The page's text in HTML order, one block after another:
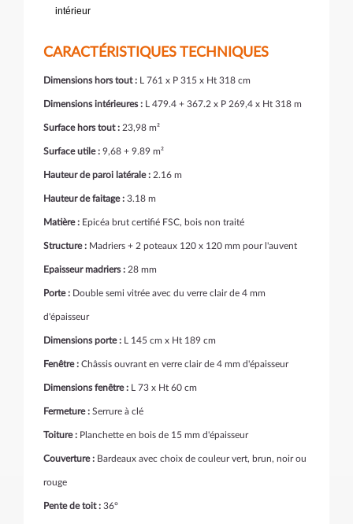
intérieur
CARACTÉRISTIQUES TECHNIQUES
Dimensions hors tout : L 761 x P 315 x Ht 318 cm
Dimensions intérieures : L 479.4 + 367.2 x P 269,4 x Ht 318 m
Surface hors tout : 23,98 m²
Surface utile : 9,68 + 9.89 m²
Hauteur de paroi latérale : 2.16 m
Hauteur de faitage : 3.18 m
Matière : Epicéa brut certifié FSC, bois non traité
Structure : Madriers + 2 poteaux 120 x 120 mm pour l'auvent
Epaisseur madriers : 28 mm
Porte : Double semi vitrée avec du verre clair de 4 mm
d'épaisseur
Dimensions porte : L 145 cm x Ht 189 cm
Fenêtre : Châssis ouvrant en verre clair de 4 mm d'épaisseur
Dimensions fenêtre : L 73 x Ht 60 cm
Fermeture : Serrure à clé
Toiture : Planchette en bois de 15 mm d'épaisseur
Couverture : Bardeaux avec choix de couleur vert, brun, noir ou
rouge
Pente de toit : 36°